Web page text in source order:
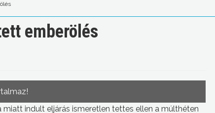
emberölés
indult eljárás ismeretlen tettes ellen a múlthéten